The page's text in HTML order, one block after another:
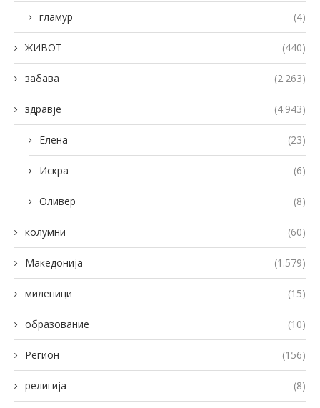
гламур (4)
ЖИВОТ (440)
забава (2.263)
здравје (4.943)
Елена (23)
Искра (6)
Оливер (8)
колумни (60)
Македонија (1.579)
миленици (15)
образование (10)
Регион (156)
религија (8)